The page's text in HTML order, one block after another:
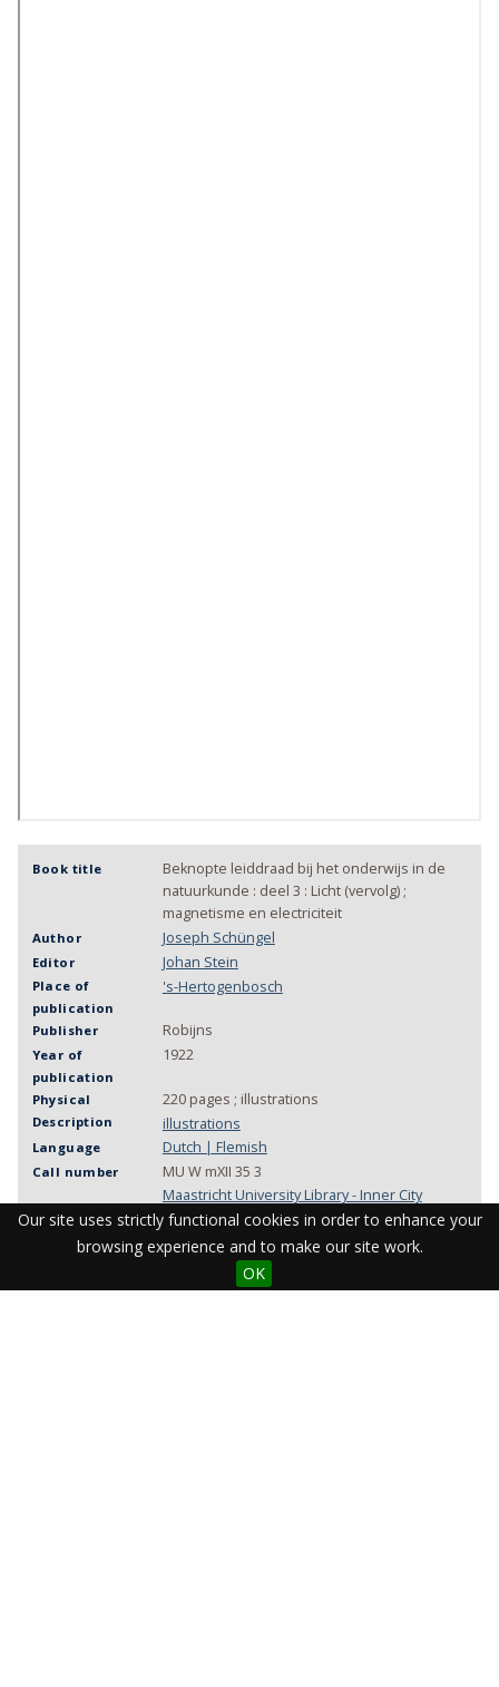
Our site uses strictly functional cookies in order to enhance your
browsing experience and to make our site work.
OK
Book title
Beknopte leiddraad bij het onderwijs in de
natuurkunde : deel 3 : Licht (vervolg) ;
magnetisme en electriciteit
Author Joseph Schüngel
Editor Johan Stein
Place of
publication
's-Hertogenbosch
Publisher Robijns
Year of
publication
1922
Physical
Description
220 pages ; illustrations
illustrations
Language Dutch | Flemish
Call number
MU W mXII 35 3
Maastricht University Library - Inner City
Library
Link to Worldcat
Provider Maastricht University Library